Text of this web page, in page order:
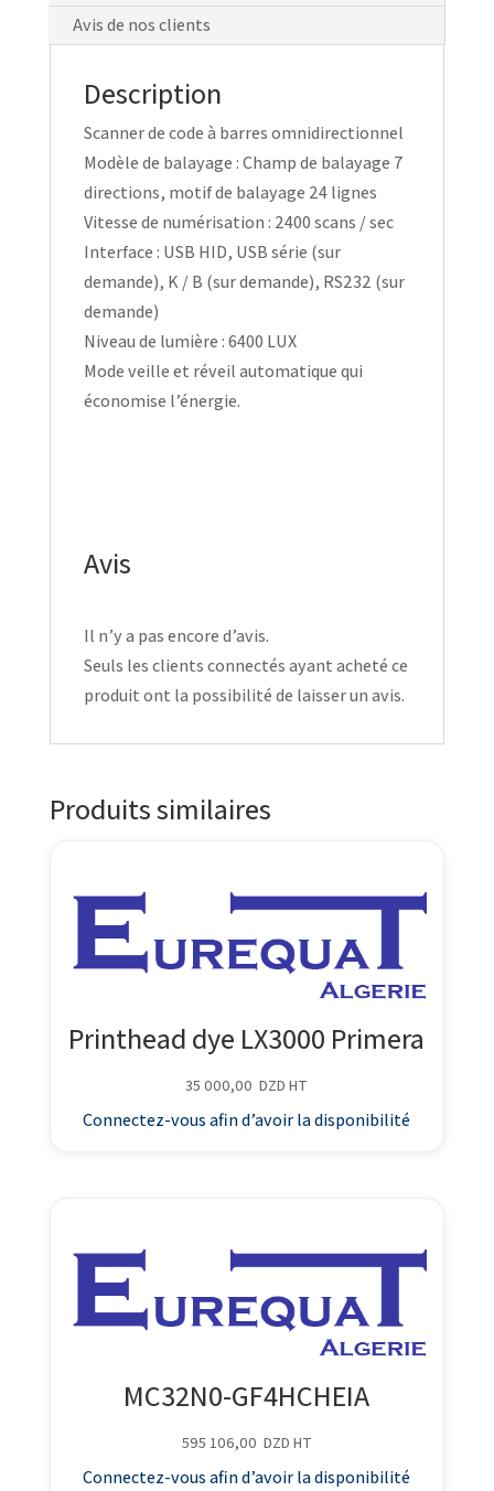
Avis de nos clients
Description
Scanner de code à barres omnidirectionnel
Modèle de balayage : Champ de balayage 7
directions, motif de balayage 24 lignes
Vitesse de numérisation : 2400 scans / sec
Interface : USB HID, USB série (sur
demande), K / B (sur demande), RS232 (sur
demande)
Niveau de lumière : 6400 LUX
Mode veille et réveil automatique qui
économise l’énergie.
Avis
Il n’y a pas encore d’avis.
Seuls les clients connectés ayant acheté ce
produit ont la possibilité de laisser un avis.
Produits similaires
Printhead dye LX3000 Primera
35 000,00 DZD HT
Connectez-vous afin d’avoir la disponibilité
MC32N0-GF4HCHEIA
595 106,00 DZD HT
Connectez-vous afin d’avoir la disponibilité